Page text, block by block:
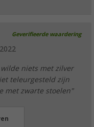
Geverifieerde waardering
niets met zilver
teleurgesteld zijn
met zwarte stoelen"